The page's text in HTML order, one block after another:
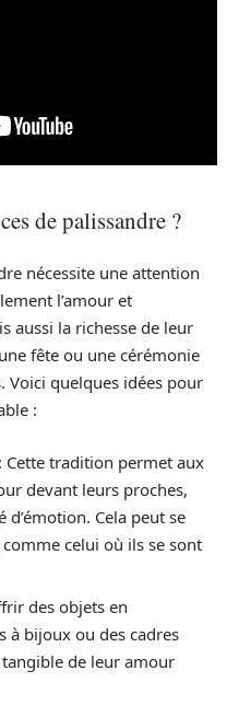
de palissandre ?
nécessite une attention
l’amour et
aussi la richesse de leur
fête ou une cérémonie
Voici quelques idées pour
:
: Cette tradition permet aux
devant leurs proches,
Cela peut se
celui où ils se sont
des objets en
à bijoux ou des cadres
de leur amour